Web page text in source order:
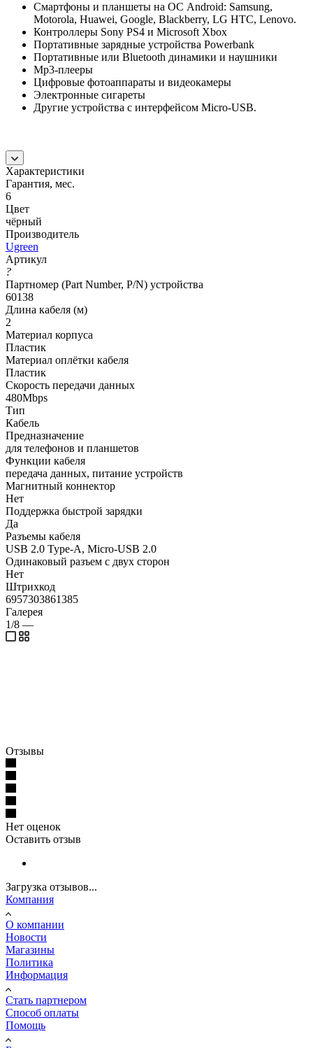
Смартфоны и планшеты на ОС Android: Samsung,
Motorola, Huawei, Google, Blackberry, LG HTC, Lenovo.
Контроллеры Sony PS4 и Microsoft Xbox
Портативные зарядные устройства Powerbank
Портативные или Bluetooth динамики и наушники
Mp3-плееры
Цифровые фотоаппараты и видеокамеры
Электронные сигареты
Другие устройства с интерфейсом Micro-USB.
Характеристики
Гарантия, мес.
6
Цвет
чёрный
Производитель
Ugreen
Артикул
?
Партномер (Part Number, P/N) устройства
60138
Длина кабеля (м)
2
Материал корпуса
Пластик
Материал оплётки кабеля
Пластик
Скорость передачи данных
480Mbps
Тип
Кабель
Предназначение
для телефонов и планшетов
Функции кабеля
передача данных, питание устройств
Магнитный коннектор
Нет
Поддержка быстрой зарядки
Да
Разъемы кабеля
USB 2.0 Type-A, Micro-USB 2.0
Одинаковый разъем с двух сторон
Нет
Штрихкод
6957303861385
Галерея
1/8 —
Отзывы
Нет оценок
Оставить отзыв
Загрузка отзывов...
Компания
О компании
Новости
Магазины
Политика
Информация
Стать партнером
Способ оплаты
Помощь